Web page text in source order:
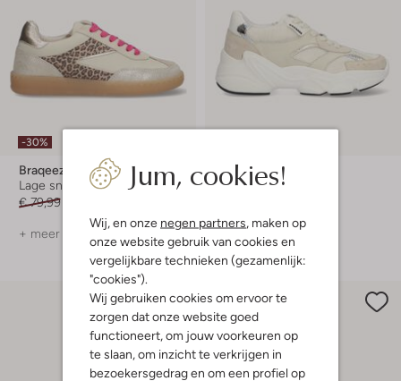
Jum, cookies!
Wij, en onze negen partners , maken op
onze website gebruik van cookies en
vergelijkbare technieken (gezamenlijk:
"cookies").
Wij gebruiken cookies om ervoor te
zorgen dat onze website goed
functioneert, om jouw voorkeuren op
te slaan, om inzicht te verkrijgen in
bezoekersgedrag en om een profiel op
-30%
Braqeez
Lage sneakers
€ 79,99
+ meer kleuren
Braqeez
Lage sneakers
+ meer kleuren